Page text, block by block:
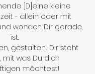
[D]eine kleine
- allein oder mit
wonach Dir gerade
ist.
gestalten... Dir steht
mit was Du dich
möchtest!